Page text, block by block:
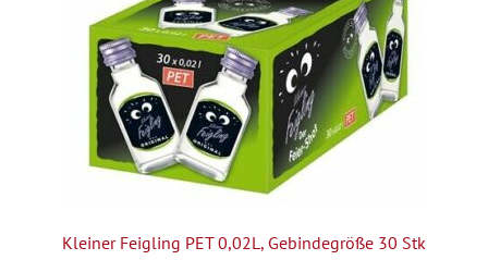
Kleiner Feigling PET 0,02L, Gebindegröße 30 Stk